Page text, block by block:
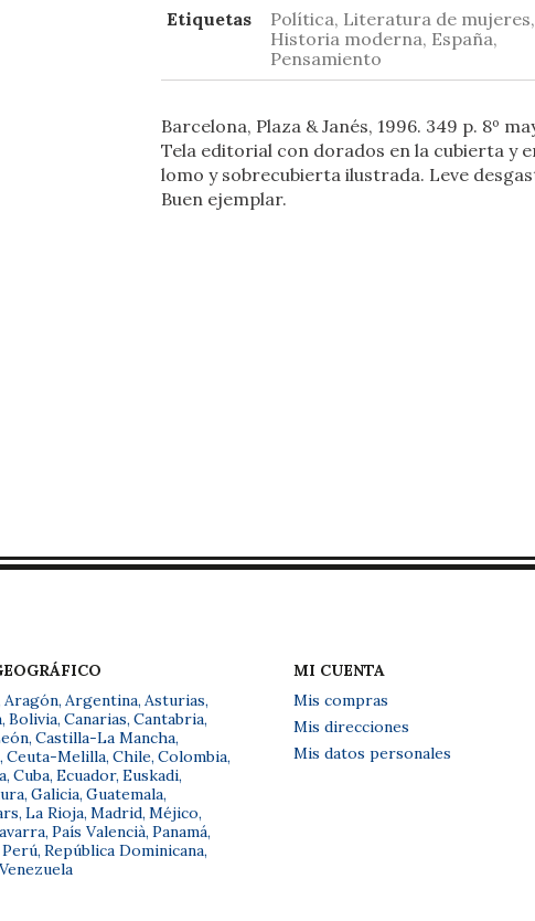
Etiquetas
Política, Literatura de mujeres,
Historia moderna, España,
Pensamiento
Barcelona, Plaza & Janés, 1996. 349 p. 8º
Tela editorial con dorados en la cubierta y
lomo y sobrecubierta ilustrada. Leve
Buen ejemplar.
Aragón, Argentina, Asturias,
, Bolivia, Canarias, Cantabria,
, Castilla-La Mancha,
, Ceuta-Melilla, Chile, Colombia,
, Cuba, Ecuador, Euskadi,
, Galicia, Guatemala,
, La Rioja, Madrid, Méjico,
, País Valencià, Panamá,
Perú, República Dominicana,
Venezuela
MI CUENTA
Mis compras
Mis direcciones
Mis datos personales